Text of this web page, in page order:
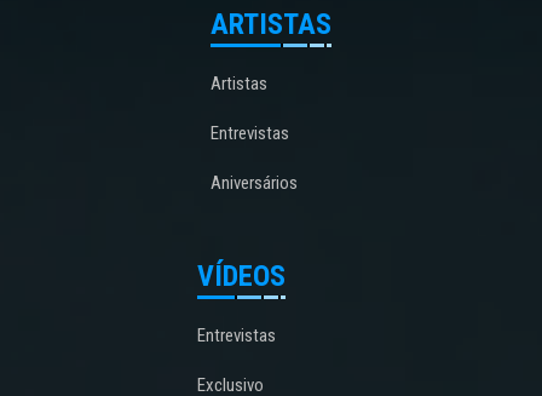
ARTISTAS
Artistas
Entrevistas
Aniversários
VÍDEOS
Entrevistas
Exclusivo